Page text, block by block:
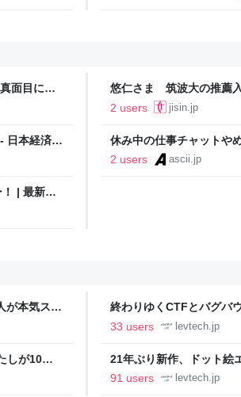
面目に討
悠仁さま 筑波大の推薦
験生とは思えない」夏休
2 users jisin.jp
日本経済新
休み中の仕事チャットや
Chatwork調査
2 users ascii.jp
| 最新ニ
が本気スキ
・中央
終わりゆくCTFとバグバ
ること【フォーカス】 -
33 users levtech.jp
しが10年
21年ぶり新作、ドット絵
ついて作者に聞く【フォ
91 users levtech.jp